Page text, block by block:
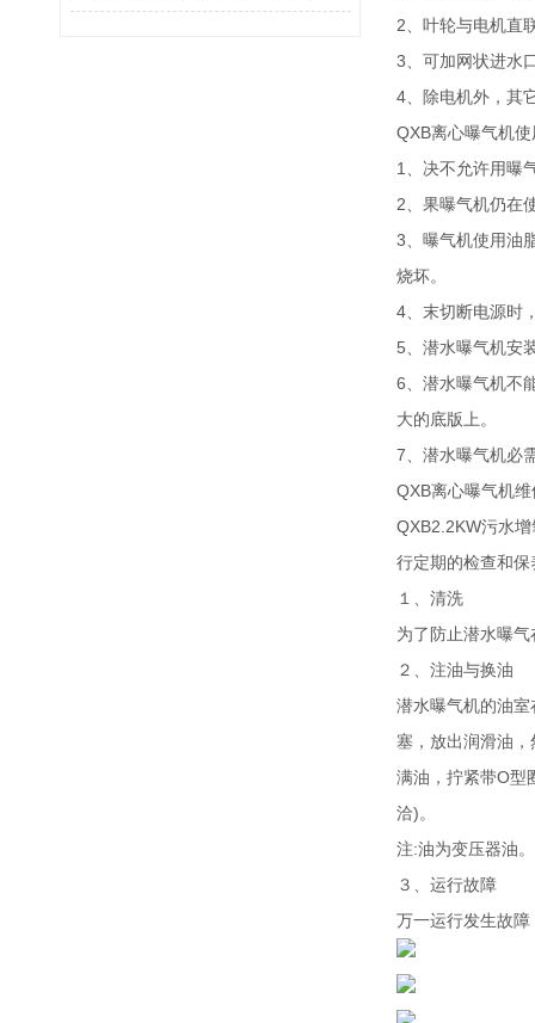
2、叶轮与电机直
3、可加网状进水
4、除电机外，其
QXB离心曝气机
1、决不允许用曝
2、果曝气机仍在
3、曝气机使用油
烧坏。
4、末切断电源时
5、潜水曝气机安
6、潜水曝气机不
大的底版上。
7、潜水曝气机必
QXB离心曝气机
QXB2.2KW污水
行定期的检查和保
１、清洗
为了防止潜水曝
２、注油与换油
潜水曝气机的油
塞，放出润滑油
满油，拧紧带O型
洽)。
注:油为变压器油。
３、运行故障
万一运行发生故